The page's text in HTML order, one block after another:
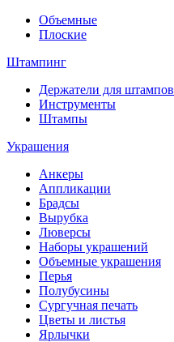
Объемные
Плоские
Штампинг
Держатели для штампов
Инструменты
Штампы
Украшения
Анкеры
Аппликации
Брадсы
Вырубка
Люверсы
Наборы украшений
Объемные украшения
Перья
Полубусины
Сургучная печать
Цветы и листья
Ярлычки